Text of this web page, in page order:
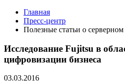
Главная
Пресс-центр
Полезные статьи о
Исследование Fujitsu в
цифровизации бизнеса
03.03.2016